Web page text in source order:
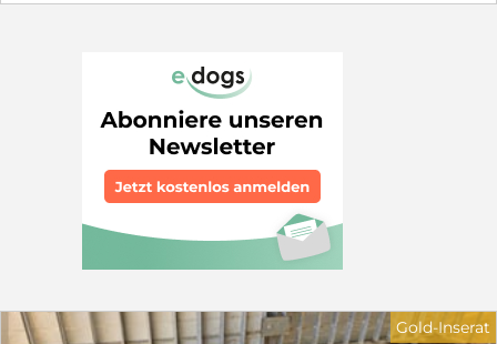
es schwer, sich im Rudel durchzusetzen. Sie liegt nur
Zuhause in ruhiger Wohnlage. Sie sollten über
Hundeerfahrung verfügen. Kinder sollten 12 Jahre oder
älter sein. Schön wäre ein sozialer Hundekumpel, der ihr
zeigt, wie schön das Leben sein kann. Wer hilft
Castagna und schenkt ihr ein Körbchen, sei es für
immer oder auf Zeit in Form von einer Pflegestelle. Sie
braucht dringend unsere Hilfe. Haben Sie Fragen zu
Castagna? Dann freue ich mich über ihre
Kontaktaufnahme: Petra Niebuhr 0171 1246032 Email:
petra.niebuhr@furbys-fellfreunde.de Alle Hunde sind
registrierten Transport. Die Hunde reisen mit Traces.Gold-Inserat